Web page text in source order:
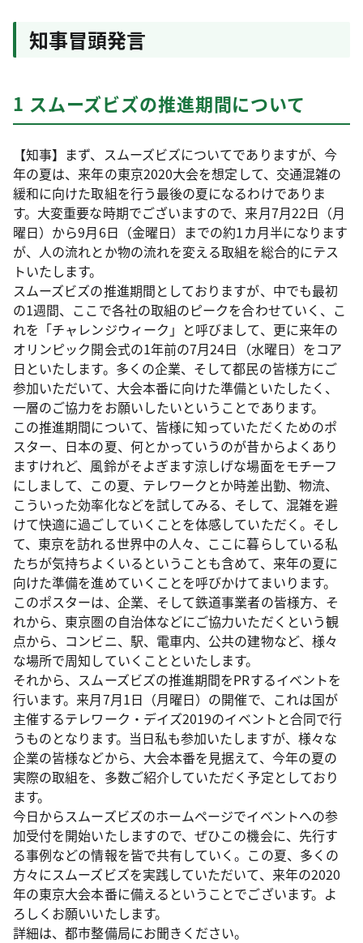
知事冒頭発言
1 スムーズビズの推進期間について
【知事】まず、スムーズビズについてでありますが、今
年の夏は、来年の東京2020大会を想定して、交通混雑の
緩和に向けた取組を行う最後の夏になるわけでありま
す。大変重要な時期でございますので、来月7月22日（月
曜日）から9月6日（金曜日）までの約1カ月半になります
が、人の流れとか物の流れを変える取組を総合的にテス
トいたします。
スムーズビズの推進期間としておりますが、中でも最初
の1週間、ここで各社の取組のピークを合わせていく、こ
れを「チャレンジウィーク」と呼びまして、更に来年の
オリンピック開会式の1年前の7月24日（水曜日）をコア
日といたします。多くの企業、そして都民の皆様方にご
参加いただいて、大会本番に向けた準備といたしたく、
一層のご協力をお願いしたいということであります。
この推進期間について、皆様に知っていただくためのポ
スター、日本の夏、何とかっていうのが昔からよくあり
ますけれど、風鈴がそよぎます涼しげな場面をモチーフ
にしまして、この夏、テレワークとか時差出勤、物流、
こういった効率化などを試してみる、そして、混雑を避
けて快適に過ごしていくことを体感していただく。そし
て、東京を訪れる世界中の人々、ここに暮らしている私
たちが気持ちよくいるということも含めて、来年の夏に
向けた準備を進めていくことを呼びかけてまいります。
このポスターは、企業、そして鉄道事業者の皆様方、そ
れから、東京圏の自治体などにご協力いただくという観
点から、コンビニ、駅、電車内、公共の建物など、様々
な場所で周知していくことといたします。
それから、スムーズビズの推進期間をPRするイベントを
行います。来月7月1日（月曜日）の開催で、これは国が
主催するテレワーク・デイズ2019のイベントと合同で行
うものとなります。当日私も参加いたしますが、様々な
企業の皆様などから、大会本番を見据えて、今年の夏の
実際の取組を、多数ご紹介していただく予定としており
ます。
今日からスムーズビズのホームページでイベントへの参
加受付を開始いたしますので、ぜひこの機会に、先行す
る事例などの情報を皆で共有していく。この夏、多くの
方々にスムーズビズを実践していただいて、来年の2020
年の東京大会本番に備えるということでございます。よ
ろしくお願いいたします。
詳細は、都市整備局にお聞きください。